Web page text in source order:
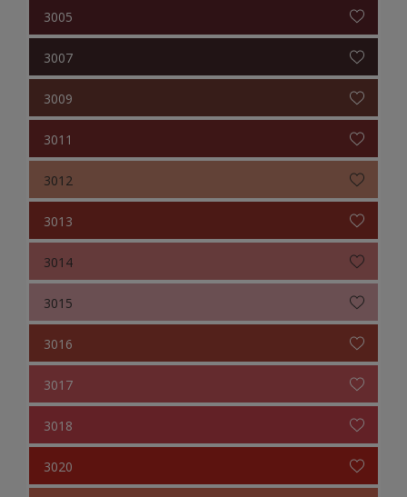
3005
3007
3009
3011
3012
3013
3014
3015
3016
3017
3018
3020